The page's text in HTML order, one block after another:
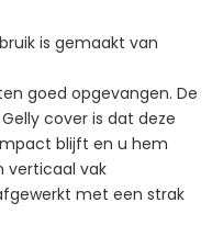
is gemaakt van
goed opgevangen. De
cover is dat deze
blijft en u hem
verticaal vak
met een strak